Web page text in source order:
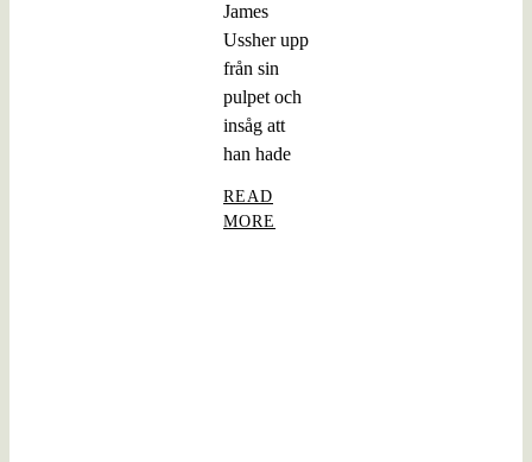
James
Ussher upp
från sin
pulpet och
insåg att
han hade
READ
MORE